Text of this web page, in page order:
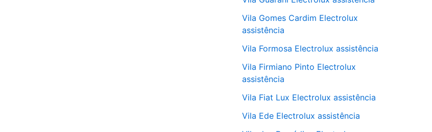
Vila Gomes Cardim Electrolux
assistência
Vila Formosa Electrolux assistência
Vila Firmiano Pinto Electrolux
assistência
Vila Fiat Lux Electrolux assistência
Vila Ede Electrolux assistência